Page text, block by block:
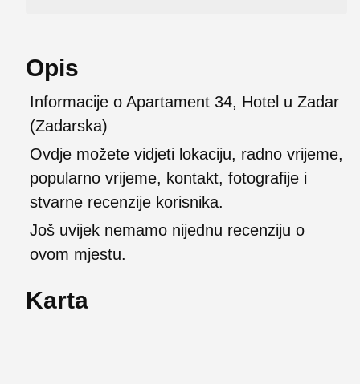
Opis
Informacije o Apartament 34, Hotel u Zadar
(Zadarska)
Ovdje možete vidjeti lokaciju, radno vrijeme,
popularno vrijeme, kontakt, fotografije i
stvarne recenzije korisnika.
Još uvijek nemamo nijednu recenziju o
ovom mjestu.
Karta